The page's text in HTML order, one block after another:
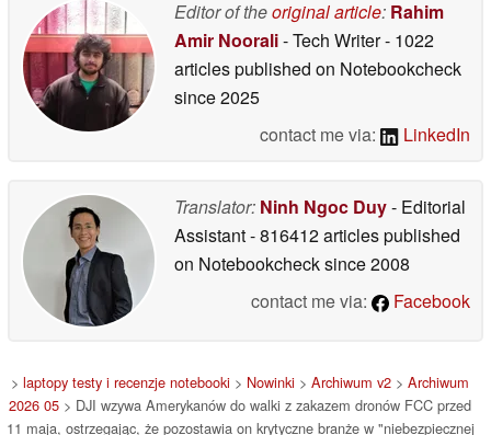
Editor of theoriginal article: Rahim
Amir Noorali- Tech Writer- 1022
articles published on Notebookcheck
since 2025
contact me via:
LinkedIn
Translator: Ninh Ngoc Duy- Editorial
Assistant- 816412 articles published
on Notebookchecksince 2008
contact me via:
Facebook
> laptopy testy i recenzje notebooki > Nowinki > Archiwum v2 > Archiwum
2026 05 > DJI wzywa Amerykanów do walki z zakazem dronów FCC przed
11 maja, ostrzegając, że pozostawia on krytyczne branże w "niebezpiecznej